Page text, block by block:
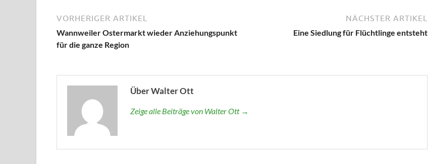
VORHERIGER ARTIKEL
Wannweiler Ostermarkt wieder Anziehungspunkt
für die ganze Region
NÄCHSTER ARTIKEL
Eine Siedlung für Flüchtlinge entsteht
Über Walter Ott
Zeige alle Beiträge von Walter Ott →